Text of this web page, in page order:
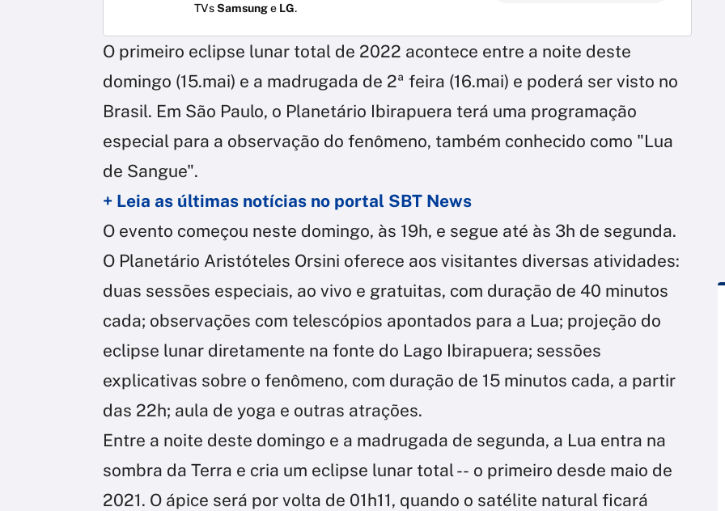
TVsSamsunge LG.
O primeiro eclipse lunar total de 2022 acontece entre a noite deste
domingo (15.mai) e a madrugada de 2ª feira (16.mai) e poderá ser visto no
Brasil. Em São Paulo, o Planetário Ibirapuera terá uma programação
especial para a observação do fenômeno, também conhecido como "Lua
de Sangue".
+ Leia as últimas notícias no portal SBT News
O evento começou neste domingo, às 19h, e segue até às 3h de segunda.
O Planetário Aristóteles Orsini oferece aos visitantes diversas atividades:
duas sessões especiais, ao vivo e gratuitas, com duração de 40 minutos
cada; observações com telescópios apontados para a Lua; projeção do
eclipse lunar diretamente na fonte do Lago Ibirapuera; sessões
explicativas sobre o fenômeno, com duração de 15 minutos cada, a partir
das 22h; aula de yoga e outras atrações.
Entre a noite deste domingo e a madrugada de segunda, a Lua entra na
sombra da Terra e cria um eclipse lunar total -- o primeiro desde maio de
2021. O ápice será por volta de 01h11, quando o satélite natural ficará